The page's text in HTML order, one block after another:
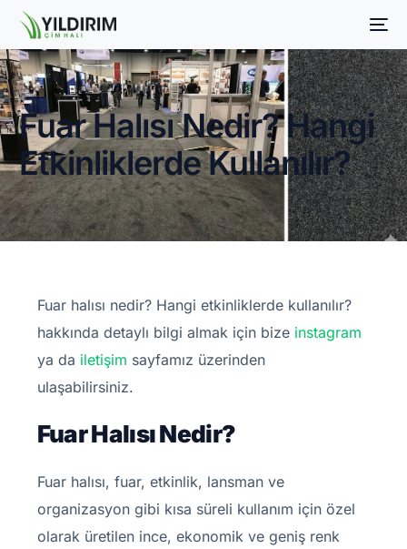
Fuar Halısı Nedir? Hangi
Etkinliklerde Kullanılır?
Fuar halısı nedir? Hangi etkinliklerde kullanılır?
hakkında detaylı bilgi almak için bize instagram
ya da iletişim sayfamız üzerinden
ulaşabilirsiniz.
Fuar Halısı Nedir?
Fuar halısı, fuar, etkinlik, lansman ve
organizasyon gibi kısa süreli kullanım için özel
olarak üretilen ince, ekonomik ve geniş renk